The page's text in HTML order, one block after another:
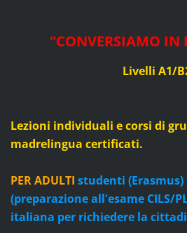
"CONVERSIAMO IN
Livelli A1/
Lezioni individuali e corsi di
madrelingua certificati.
PER ADULTI studenti
(preparazione all'esame CILS/
italiana per richiedere la